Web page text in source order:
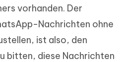
vorhanden. Der
Nachrichten ohne
ist also, den
bitten, diese Nachrichten